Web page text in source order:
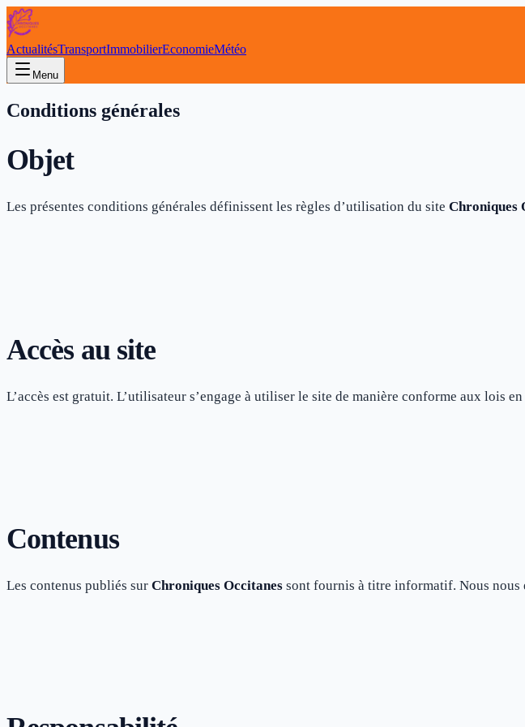
ActualitésTransportImmobilierEconomieMétéo
Menu
Conditions générales
Objet
Les présentes conditions générales définissent les règles d’utilisation du site Chroniques
Accès au site
L’accès est gratuit. L’utilisateur s’engage à utiliser le site de manière conforme aux lois
Contenus
Les contenus publiés sur Chroniques Occitanes sont fournis à titre informatif. Nous